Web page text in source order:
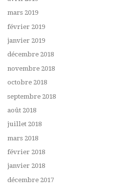
mars 2019
février 2019
janvier 2019
décembre 2018
novembre 2018
octobre 2018
septembre 2018
août 2018
juillet 2018
mars 2018
février 2018
janvier 2018
décembre 2017